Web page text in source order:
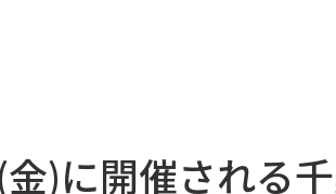
)に開催される